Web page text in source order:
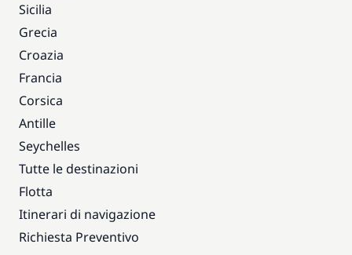
Sicilia
Grecia
Croazia
Francia
Corsica
Antille
Seychelles
Tutte le destinazioni
Flotta
Itinerari di navigazione
Richiesta Preventivo